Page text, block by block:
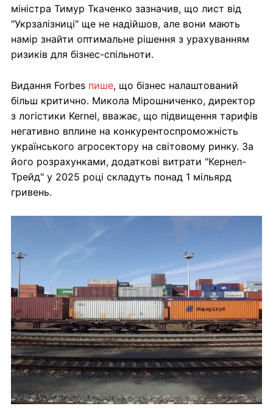
міністра Тимур Ткаченко зазначив, що лист від
"Укрзалізниці" ще не надійшов, але вони мають
намір знайти оптимальне рішення з урахуванням
ризиків для бізнес-спільноти.
Видання Forbes пише, що бізнес налаштований
більш критично. Микола Мірошниченко, директор
з логістики Kernel, вважає, що підвищення тарифів
негативно вплине на конкурентоспроможність
українського агросектору на світовому ринку. За
його розрахунками, додаткові витрати "Кернел-
Трейд" у 2025 році складуть понад 1 мільярд
гривень.